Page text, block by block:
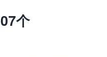
个